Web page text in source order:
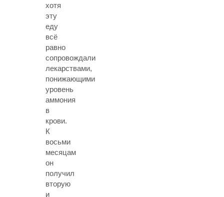
хотя
эту
еду
всё
равно
сопровождали
лекарствами,
понижающими
уровень
аммония
в
крови.
К
восьми
месяцам
он
получил
вторую
и